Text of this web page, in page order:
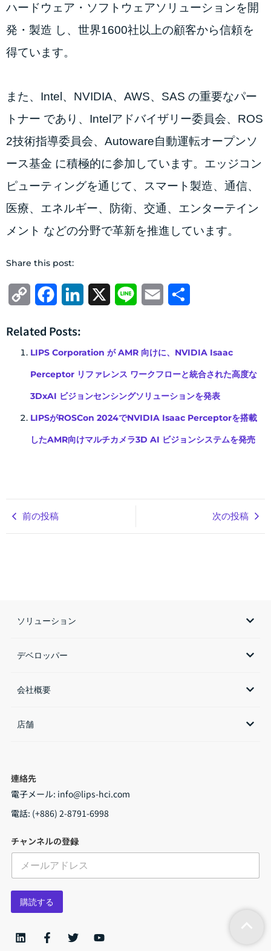
ハードウェア・ソフトウェアソリューションを開
発・製造 し、世界1600社以上の顧客から信頼を
得ています。
また、Intel、NVIDIA、AWS、SAS の重要なパー
トナー であり、Intelアドバイザリー委員会、ROS
2技術指導委員会、Autoware自動運転オープンソ
ース基金 に積極的に参加しています。エッジコン
ピューティングを通じて、スマート製造、通信、
医療、エネルギー、防衛、交通、エンターテイン
メント などの分野で革新を推進しています。
Share this post:
Copy
FacebookLinkedIn Line Email
Related Posts:
LIPS Corporation が AMR 向けに、NVIDIA Isaac
Perceptor リファレンス ワークフローと統合された高度な
3DxAI ビジョンセンシングソリューションを発表
LIPSがROSCon 2024でNVIDIA Isaac Perceptorを搭載
したAMR向けマルチカメラ3D AI ビジョンシステムを発売
前の投稿 次の投稿
ソリューション
デベロッパー
会社概要
店舗​
連絡先
電子メール: info@lips-hci.com
電話: (+886) 2-8791-6998
チャンネルの登録
メ
ル
*
購読する